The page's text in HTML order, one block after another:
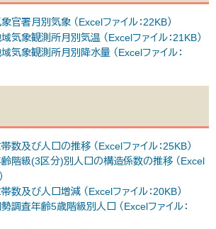
署月別気象 （Excelファイル：22KB）
象観測所月別気温 （Excelファイル：21KB）
象観測所月別降水量 （Excelファイル：
及び人口の推移 （Excelファイル：25KB）
階級(3区分)別人口の構造係数の推移 （Excel
及び人口増減 （Excelファイル：20KB）
査年齢5歳階級別人口 （Excelファイル：